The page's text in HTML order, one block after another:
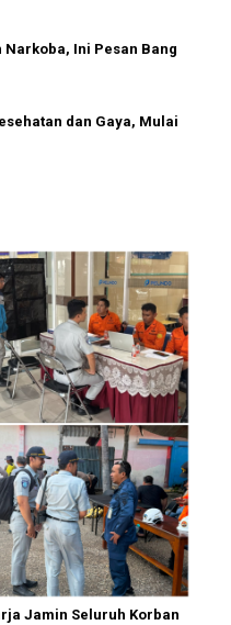
Ini Pesan Bang
dan Gaya, Mulai
Jamin Seluruh Korban